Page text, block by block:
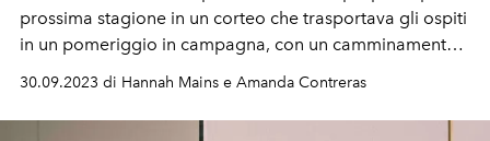
prossima stagione in un corteo che trasportava gli ospiti
in un pomeriggio in campagna, con un camminamento
ricoperto di vegetazione come fiori, erbe e piante di
2024 di Hermès...
30.09.2023 di Hannah Mains e Amanda Contreras